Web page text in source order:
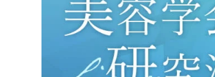
・患者様のサービス利用状況の
・広告、宣伝、マーケティング
【個人情報の管理体制について